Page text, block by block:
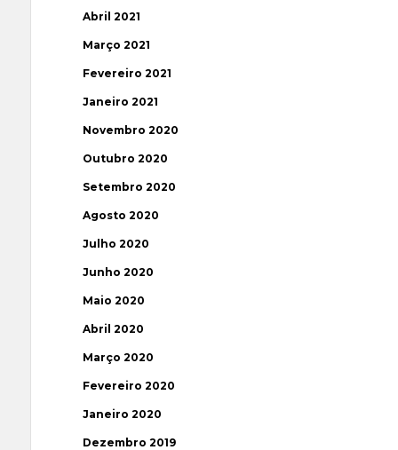
Abril 2021
Março 2021
Fevereiro 2021
Janeiro 2021
Novembro 2020
Outubro 2020
Setembro 2020
Agosto 2020
Julho 2020
Junho 2020
Maio 2020
Abril 2020
Março 2020
Fevereiro 2020
Janeiro 2020
Dezembro 2019